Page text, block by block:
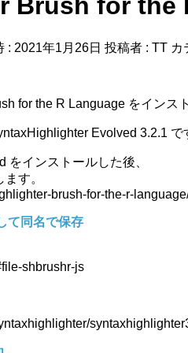
: 2021年1月26日 投稿者 : TT カ
for the R Language をインス
Evolved 3.2.1 で
インストールした後、
す。
brush-for-the-r-
て同名で保存
shbrushr-js